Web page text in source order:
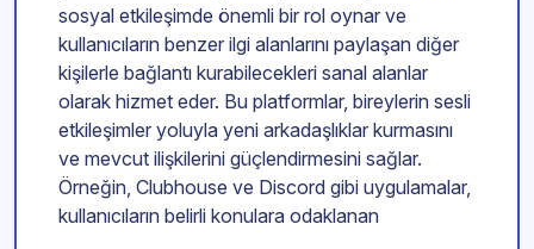
sosyal etkileşimde önemli bir rol oynar ve
kullanıcıların benzer ilgi alanlarını paylaşan diğer
kişilerle bağlantı kurabilecekleri sanal alanlar
olarak hizmet eder. Bu platformlar, bireylerin sesli
etkileşimler yoluyla yeni arkadaşlıklar kurmasını
ve mevcut ilişkilerini güçlendirmesini sağlar.
Örneğin, Clubhouse ve Discord gibi uygulamalar,
kullanıcıların belirli konulara odaklanan